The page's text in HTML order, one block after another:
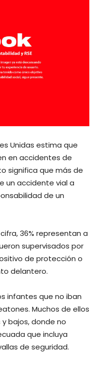
Unidas estima que
en accidentes de
significa que más de
un accidente vial a
de un
36% representan a
supervisados por
de protección o
delantero.
infantes que no iban
Muchos de ellos
bajos, donde no
que incluya
de seguridad.